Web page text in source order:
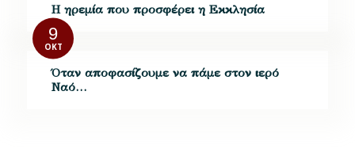
Η ηρεμία που προσφέρει η Εκκλησία
9
ΟΚΤ
Όταν αποφασίζουμε να πάμε στον ιερό
Ναό…